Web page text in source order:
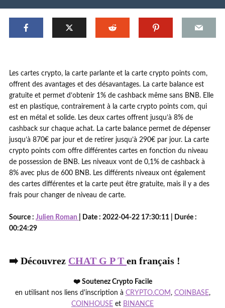
Les cartes crypto, la carte parlante et la carte crypto points com,
offrent des avantages et des désavantages. La carte balance est
gratuite et permet d’obtenir 1% de cashback même sans BNB. Elle
est en plastique, contrairement à la carte crypto points com, qui
est en métal et solide. Les deux cartes offrent jusqu’à 8% de
cashback sur chaque achat. La carte balance permet de dépenser
jusqu’à 870€ par jour et de retirer jusqu’à 290€ par jour. La carte
crypto points com offre différentes cartes en fonction du niveau
de possession de BNB. Les niveaux vont de 0,1% de cashback à
8% avec plus de 600 BNB. Les différents niveaux ont également
des cartes différentes et la carte peut être gratuite, mais il y a des
frais pour changer de niveau de carte.
Source : Julien Roman
| Date : 2022-04-22 17:30:11 | Durée :
00:24:29
➡️ Découvrez CHAT G P T en français !
❤️ Soutenez Crypto Facile
en utilisant nos liens d'inscription à CRYPTO.COM, COINBASE,
COINHOUSE et BINANCE